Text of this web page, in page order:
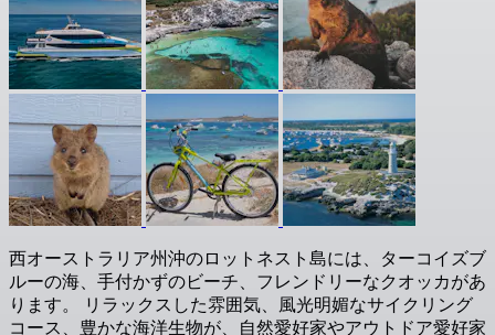
西オーストラリア州沖のロットネスト島には、ターコイズブ
ルーの海、手付かずのビーチ、フレンドリーなクオッカがあ
ります。 リラックスした雰囲気、風光明媚なサイクリング
コース、豊かな海洋生物が、自然愛好家やアウトドア愛好家